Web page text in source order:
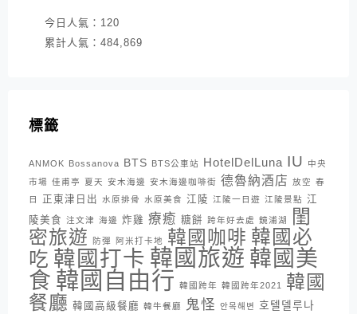
今日人氣： 120
累計人氣： 484,869
標籤
ANMOK Bossanova BTS BTS公車站 HotelDelLuna IU
中央
市場 佳甫亭 夏天 安木海邊 安木海邊咖啡街 德魯納酒店 放空 春
日
正東津日出 水原排骨 水原美食 江陵 江陵一日遊 江陵景點 江
陵美食 注文津 海邊 炸雞 療癒 糖餅 跨年好去處 鏡浦湖
閨
密旅遊
防彈 阿米打卡地 韓國咖啡 韓國必
吃 韓國打卡 韓國旅遊 韓國美
食 韓國自由行 韓國跨年 韓國跨年2021
韓國
餐廳 韓國高級餐廳 韓牛餐廳 鬼怪 안목해변 호텔델루나